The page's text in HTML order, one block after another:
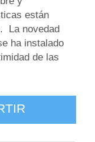
están
La novedad
ha instalado
de las